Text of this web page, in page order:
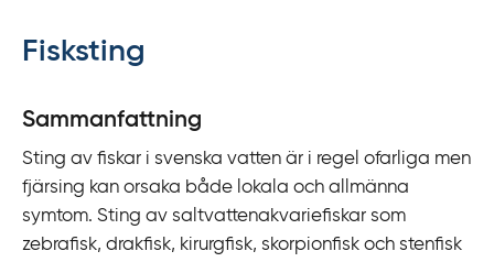
Fisksting
Sammanfattning
Sting av fiskar i svenska vatten är i regel ofarliga men
fjärsing kan orsaka både lokala och allmänna
symtom. Sting av saltvattenakvariefiskar som
zebrafisk, drakfisk, kirurgfisk, skorpionfisk och stenfisk